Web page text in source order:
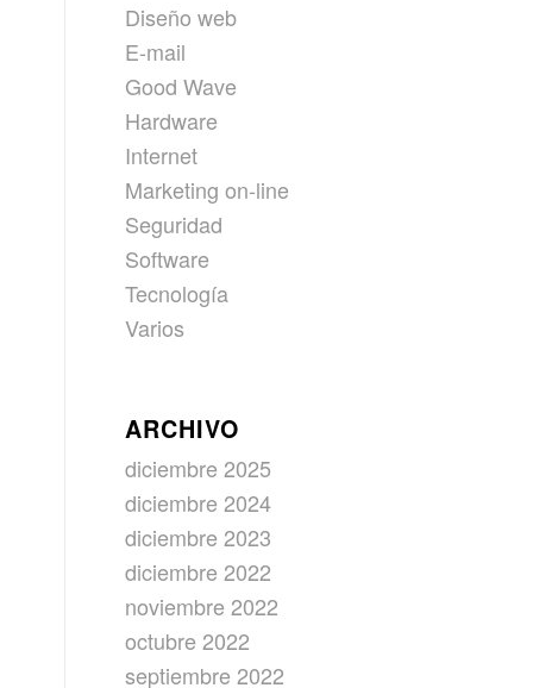
Diseño web
E-mail
Good Wave
Hardware
Internet
Marketing on-line
Seguridad
Software
Tecnología
Varios
ARCHIVO
diciembre 2025
diciembre 2024
diciembre 2023
diciembre 2022
noviembre 2022
octubre 2022
septiembre 2022